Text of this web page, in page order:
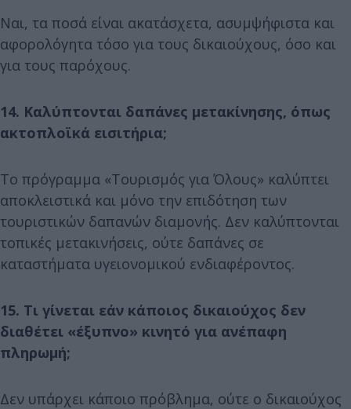
Ναι, τα ποσά είναι ακατάσχετα, ασυμψήφιστα και
αφορολόγητα τόσο για τους δικαιούχους, όσο και
για τους παρόχους.
14. Καλύπτονται δαπάνες μετακίνησης, όπως
ακτοπλοϊκά εισιτήρια;
Το πρόγραμμα «Τουρισμός για Όλους» καλύπτει
αποκλειστικά και μόνο την επιδότηση των
τουριστικών δαπανών διαμονής. Δεν καλύπτονται
τοπικές μετακινήσεις, ούτε δαπάνες σε
καταστήματα υγειονομικού ενδιαφέροντος.
15. Τι γίνεται εάν κάποιος δικαιούχος δεν
διαθέτει «έξυπνο» κινητό για ανέπαφη
πληρωμή;
Δεν υπάρχει κάποιο πρόβλημα, ούτε ο δικαιούχος